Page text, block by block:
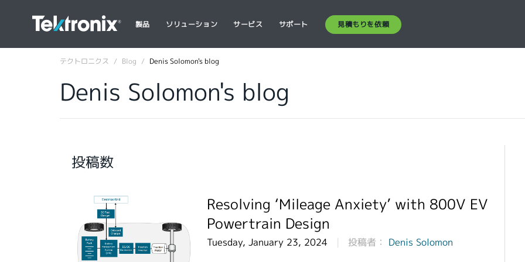
製品 ソリューション サービス サポート 見積もりを依頼
テクトロニクス Blog Denis Solomon's blog
Denis Solomon's blog
投稿数
Resolving ‘Mileage Anxiety’ with 800V EV
Powertrain Design
Tuesday, January 23, 2024 投稿者： Denis Solomon